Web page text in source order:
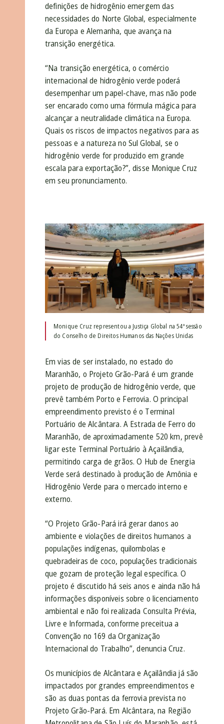
definições de hidrogênio emergem das
necessidades do Norte Global, especialmente
da Europa e Alemanha, que avança na
transição energética.
“Na transição energética, o comércio
internacional de hidrogênio verde poderá
desempenhar um papel-chave, mas não pode
ser encarado como uma fórmula mágica para
alcançar a neutralidade climática na Europa.
Quais os riscos de impactos negativos para as
pessoas e a natureza no Sul Global, se o
hidrogênio verde for produzido em grande
escala para exportação?”, disse Monique Cruz
em seu pronunciamento.
Monique Cruz representou a Justiça Global na 54ª sessão
do Conselho de Direitos Humanos das Nações Unidas
Em vias de ser instalado, no estado do
Maranhão, o Projeto Grão-Pará é um grande
projeto de produção de hidrogênio verde, que
prevê também Porto e Ferrovia. O principal
empreendimento previsto é o Terminal
Portuário de Alcântara. A Estrada de Ferro do
Maranhão, de aproximadamente 520 km, prevê
ligar este Terminal Portuário à Açailândia,
permitindo carga de grãos. O Hub de Energia
Verde será destinado à produção de Amônia e
Hidrogênio Verde para o mercado interno e
externo.
“O Projeto Grão-Pará irá gerar danos ao
ambiente e violações de direitos humanos a
populações indígenas, quilombolas e
quebradeiras de coco, populações tradicionais
que gozam de proteção legal específica. O
projeto é discutido há seis anos e ainda não há
informações disponíveis sobre o licenciamento
ambiental e não foi realizada Consulta Prévia,
Livre e Informada, conforme preceitua a
Convenção no 169 da Organização
Internacional do Trabalho”, denuncia Cruz.
Os municípios de Alcântara e Açailândia já são
impactados por grandes empreendimentos e
são as duas pontas da ferrovia prevista no
Projeto Grão-Pará. Em Alcântara, na Região